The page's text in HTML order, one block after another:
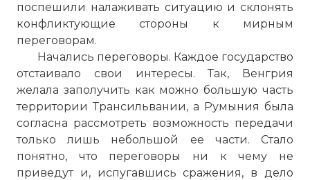
поспешили налаживать ситуацию и склонять
конфликтующие стороны к мирным
переговорам.
Начались переговоры. Каждое государство
отстаивало свои интересы. Так, Венгрия
желала заполучить как можно большую часть
территории Трансильвании, а Румыния была
согласна рассмотреть возможность передачи
только лишь небольшой ее части. Стало
понятно, что переговоры ни к чему не
приведут и, испугавшись сражения, в дело